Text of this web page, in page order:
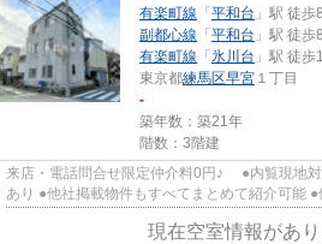
有楽町線 「 平和台 」駅 徒歩
副都心線 「 平和台 」駅 徒歩
有楽町線 「 氷川台 」駅 徒歩
東京都練馬区早宮 １丁目
-
築年数：築21年
階数：3階建
来店・電話問合せ限定仲介料0円♪ ●内覧現地
あり ●他社掲載物件もすべてまとめて紹介可能
現在空室情報があり